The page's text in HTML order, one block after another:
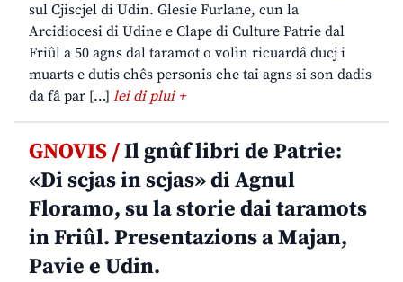
sul Cjiscjel di Udin. Glesie Furlane, cun la
Arcidiocesi di Udine e Clape di Culture Patrie dal
Friûl a 50 agns dal taramot o volìn ricuardâ ducj i
muarts e dutis chês personis che tai agns si son dadis
da fâ par […] lei di plui +
GNOVIS /Il gnûf libri de Patrie:
«Di scjas in scjas» di Agnul
Floramo, su la storie dai taramots
in Friûl. Presentazions a Majan,
Pavie e Udin.